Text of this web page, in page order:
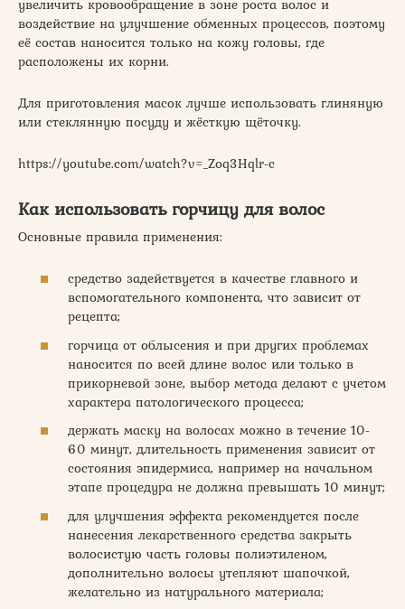
увеличить кровообращение в зоне роста волос и
воздействие на улучшение обменных процессов, поэтому
её состав наносится только на кожу головы, где
расположены их корни.
Для приготовления масок лучше использовать глиняную
или стеклянную посуду и жёсткую щёточку.
https://youtube.com/watch?v=_Zoq3Hqlr-c
Как использовать горчицу для волос
Основные правила применения:
средство задействуется в качестве главного и
вспомогательного компонента, что зависит от
рецепта;
горчица от облысения и при других проблемах
наносится по всей длине волос или только в
прикорневой зоне, выбор метода делают с учетом
характера патологического процесса;
держать маску на волосах можно в течение 10-
60 минут, длительность применения зависит от
состояния эпидермиса, например на начальном
этапе процедура не должна превышать 10 минут;
для улучшения эффекта рекомендуется после
нанесения лекарственного средства закрыть
волосистую часть головы полиэтиленом,
дополнительно волосы утепляют шапочкой,
желательно из натурального материала;